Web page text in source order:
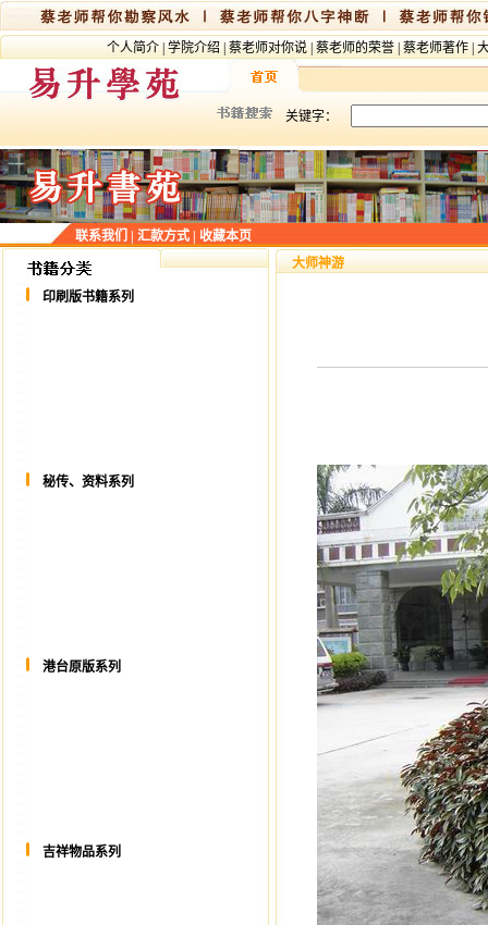
个人简介 学院介绍 蔡老师对你说 蔡老师的荣誉 蔡老师著作
关键字：
联系我们 汇款方式 收藏本页
印刷版书籍系列
秘传、资料系列
港台原版系列
吉祥物品系列
大师神游